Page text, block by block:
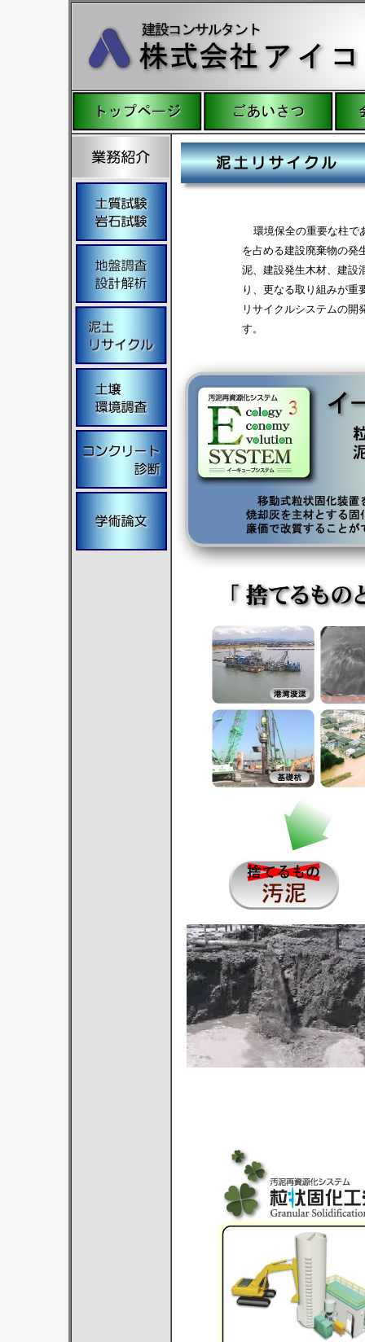
環境保全の重要な柱で
を占める建設廃棄物の発
泥、建設発生木材、建設
り、更なる取り組みが重
リサイクルシステムの開
す。